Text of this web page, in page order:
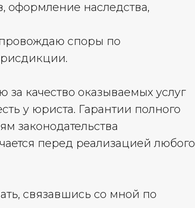
оформление наследства,
споры по
качество оказываемых услуг
у юриста. Гарантии полного
законодательства
перед реализацией любого
связавшись со мной по